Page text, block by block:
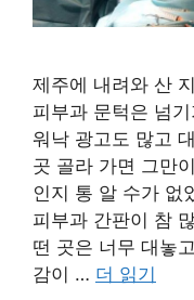
제주에 내려와 산
피부과 문턱은 넘
워낙 광고도 많고
곳 골라 가면 그만
인지 통 알 수가 없
피부과 간판이 참
떤 곳은 너무 대놓
감이 … 더 읽기